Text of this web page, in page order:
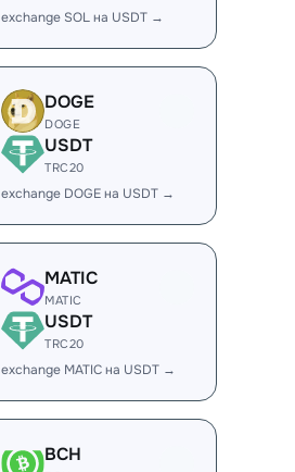
exchange SOL на USDT →
DOGE
DOGE
USDT
TRC20
exchange DOGE на USDT →
MATIC
MATIC
USDT
TRC20
exchange MATIC на USDT →
BCH